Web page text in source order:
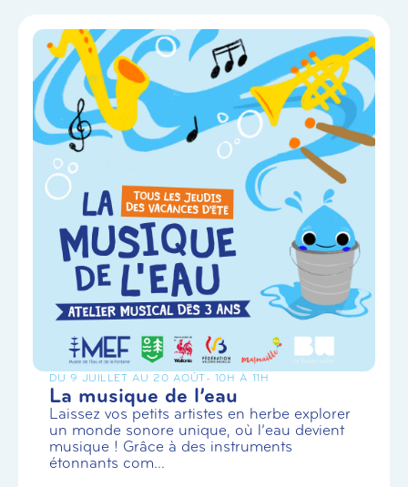
DU 9 JUILLET AU 20 AOÛT- 10H À 11H
La musique de l’eau
Laissez vos petits artistes en herbe explorer
un monde sonore unique, où l’eau devient
musique ! Grâce à des instruments
étonnants com...